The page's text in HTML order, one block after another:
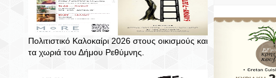
Πολιτιστικό Καλοκαίρι 2026 στους οικισμούς και
τα χωριά του Δήμου Ρεθύμνης.